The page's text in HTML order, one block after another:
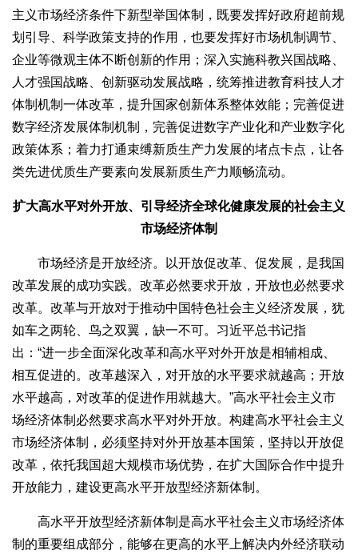
主义市场经济条件下新型举国体制，既要发挥好政府超前规
划引导、科学政策支持的作用，也要发挥好市场机制调节、
企业等微观主体不断创新的作用；深入实施科教兴国战略、
人才强国战略、创新驱动发展战略，统筹推进教育科技人才
体制机制一体改革，提升国家创新体系整体效能；完善促进
数字经济发展体制机制，完善促进数字产业化和产业数字化
政策体系；着力打通束缚新质生产力发展的堵点卡点，让各
类先进优质生产要素向发展新质生产力顺畅流动。
扩大高水平对外开放、引导经济全球化健康发展的社会主义
市场经济体制
市场经济是开放经济。以开放促改革、促发展，是我国
改革发展的成功实践。改革必然要求开放，开放也必然要求
改革。改革与开放对于推动中国特色社会主义经济发展，犹
如车之两轮、鸟之双翼，缺一不可。习近平总书记指
出：“进一步全面深化改革和高水平对外开放是相辅相成、
相互促进的。改革越深入，对开放的水平要求就越高；开放
水平越高，对改革的促进作用就越大。”高水平社会主义市
场经济体制必然要求高水平对外开放。构建高水平社会主义
市场经济体制，必须坚持对外开放基本国策，坚持以开放促
改革，依托我国超大规模市场优势，在扩大国际合作中提升
开放能力，建设更高水平开放型经济新体制。
高水平开放型经济新体制是高水平社会主义市场经济体
制的重要组成部分，能够在更高的水平上解决内外经济联动